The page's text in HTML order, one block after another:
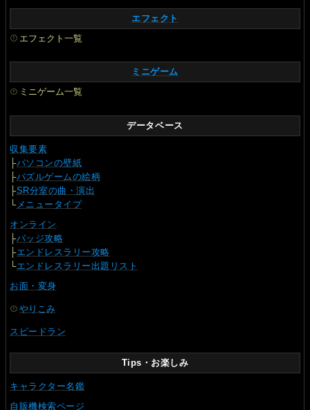
エフェクト
エフェクト一覧
ミニゲーム
ミニゲーム一覧
データベース
収集要素
├パソコンの壁紙
├パズルゲームの絵柄
├SR分室の曲・演出
└メニュータイプ
オンライン
├バッジ攻略
├エンドレスラリー攻略
└エンドレスラリー出題リスト
お面・変身
やりこみ
スピードラン
Tips・お楽しみ
キャラクター名鑑
自販機検索ページ